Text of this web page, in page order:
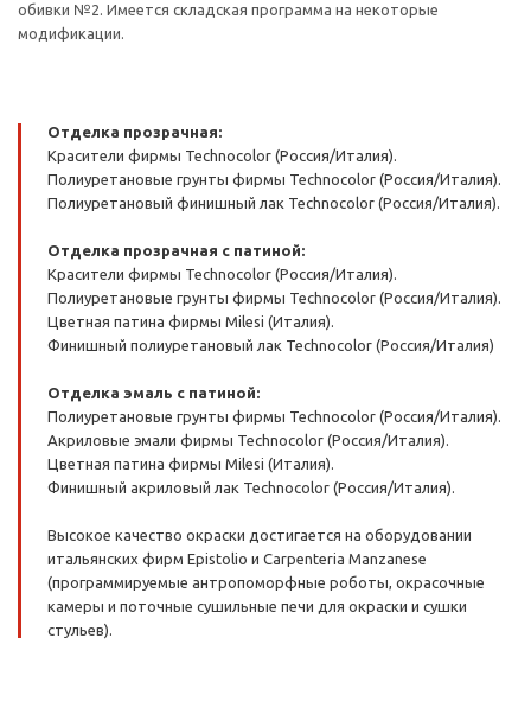
обивки №2. Имеется складская программа на некоторые
модификации.
Отделка прозрачная:
Красители фирмы Technocolor (Россия/Италия).
Полиуретановые грунты фирмы Technocolor (Россия/Италия).
Полиуретановый финишный лак Technocolor (Россия/Италия).
Отделка прозрачная с патиной:
Красители фирмы Technocolor (Россия/Италия).
Полиуретановые грунты фирмы Technocolor (Россия/Италия).
Цветная патина фирмы Milesi (Италия).
Финишный полиуретановый лак Technocolor (Россия/Италия)
Отделка эмаль с патиной:
Полиуретановые грунты фирмы Technocolor (Россия/Италия).
Акриловые эмали фирмы Technocolor (Россия/Италия).
Цветная патина фирмы Milesi (Италия).
Финишный акриловый лак Technocolor (Россия/Италия).
Высокое качество окраски достигается на оборудовании
итальянских фирм Epistolio и Carpenteria Manzanese
(программируемые антропоморфные роботы, окрасочные
камеры и поточные сушильные печи для окраски и сушки
стульев).